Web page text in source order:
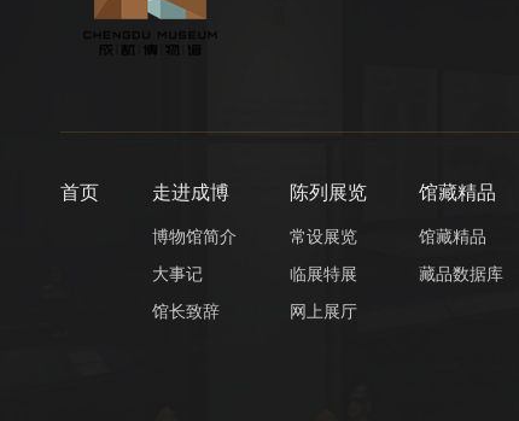
首页 走进成博
博物馆简介
大事记
馆长致辞
陈列展览
常设展览
临展特展
网上展厅
馆藏精品
馆藏精品
藏品数据库